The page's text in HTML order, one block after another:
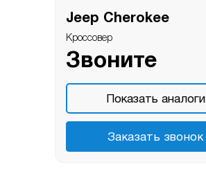
Jeep Cherokee
Кроссовер
Звоните
Показать аналоги
Заказать звонок